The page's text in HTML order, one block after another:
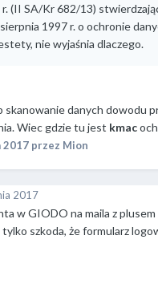
r. (II SA/Kr 682/13)
1997 r. o ochronie
nie wyjaśnia dlaczego.
skanowanie danych dowodu
Wiec gdzie tu jest kmac
2017 przez Mion
2017
w GIODO na maila z
szkoda, że formularz